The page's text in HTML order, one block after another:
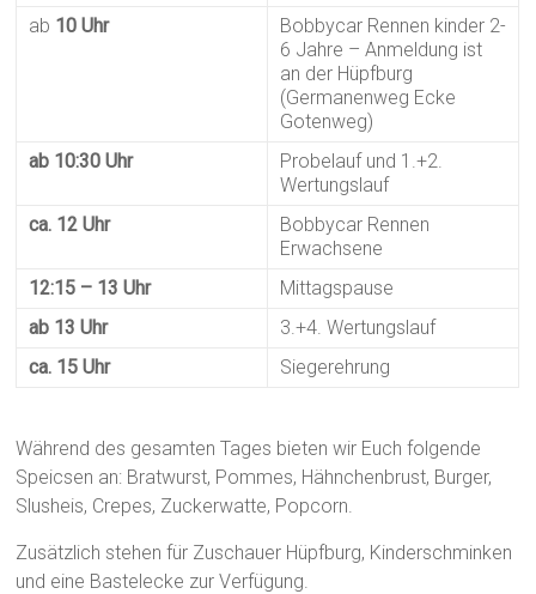
ab 10 Uhr
Bobbycar Rennen kinder 2-
6 Jahre – Anmeldung ist
an der Hüpfburg
(Germanenweg Ecke
Gotenweg)
ab 10:30 Uhr
Probelauf und 1.+2.
Wertungslauf
ca. 12 Uhr
Bobbycar Rennen
Erwachsene
12:15 – 13 Uhr
Mittagspause
ab 13 Uhr
3.+4. Wertungslauf
ca. 15 Uhr
Siegerehrung
Während des gesamten Tages bieten wir Euch folgende
Speicsen an: Bratwurst, Pommes, Hähnchenbrust, Burger,
Slusheis, Crepes, Zuckerwatte, Popcorn.
Zusätzlich stehen für Zuschauer Hüpfburg, Kinderschminken
und eine Bastelecke zur Verfügung.